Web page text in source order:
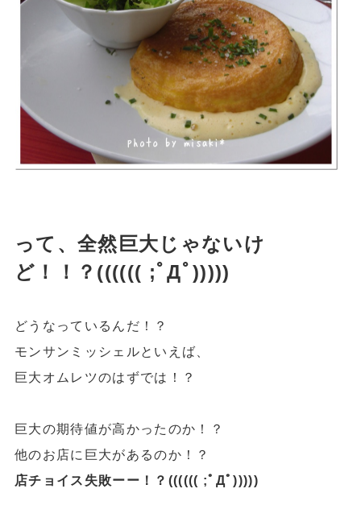
って、全然巨大じゃないけ
ど！！？(((((( ;ﾟДﾟ)))))
どうなっているんだ！？
モンサンミッシェルといえば、
巨大オムレツのはずでは！？
巨大の期待値が高かったのか！？
他のお店に巨大があるのか！？
店チョイス失敗ーー！？(((((( ;ﾟДﾟ)))))